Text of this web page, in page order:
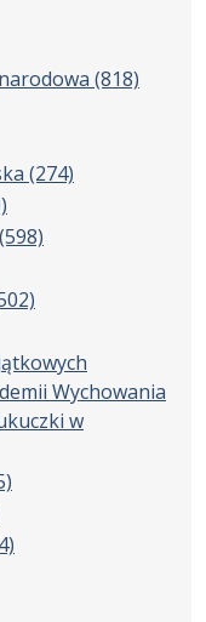
(818)
(274)
(598)
Wychowania
w